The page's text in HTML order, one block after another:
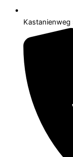
Kastanienweg